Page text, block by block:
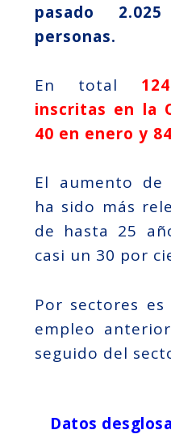
pasado
personas.
En total
inscritas en la
40 en enero y
El aumento de
ha sido más
de hasta 25
casi un 30 por
Por sectores
empleo
seguido del
Datos